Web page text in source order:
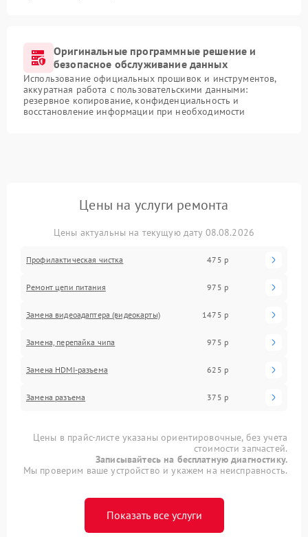
Оригинальные программные решение и
безопасное обслуживание данных
Использование официальных прошивок и инструментов,
аккуратная работа с пользовательскими данными:
резервное копирование, конфиденциальность и
восстановление информации при необходимости
Цены на услуги ремонта
Цены актуальны на текущую дату 08.08.2026
Профилактическая чистка 475 р
Ремонт цепи питания 975 р
Замена видеоадаптера (видеокарты) 1475 р
Замена, перепайка чипа 975 р
Замена HDMI-разъема 625 р
Замена разъема 375 р
Цены в прайс-листе указаны ориентировочные, без учета
стоимости запчастей.
Записывайтесь на бесплатную диагностику.
Мы проверим ваше устройство и укажем на неисправность.
Показать все услуги